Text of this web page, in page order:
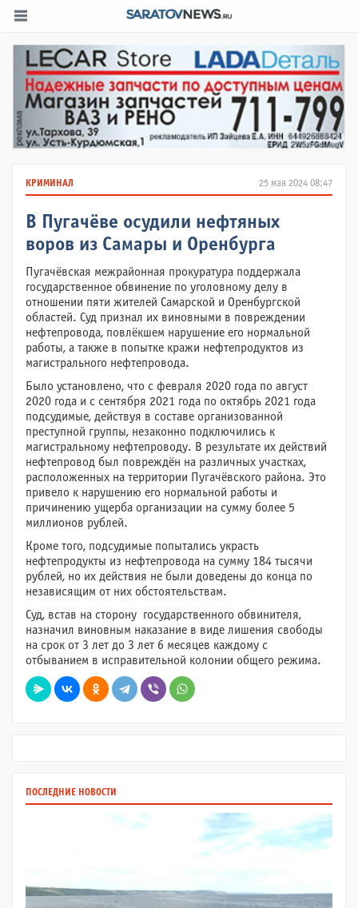
25 мая 2024 08:47
КРИМИНАЛ
В Пугачёве осудили нефтяных
воров из Самары и Оренбурга
Пугачёвская межрайонная прокуратура поддержала
государственное обвинение по уголовному делу в
отношении пяти жителей Самарской и Оренбургской
областей. Суд признал их виновными в повреждении
нефтепровода, повлёкшем нарушение его нормальной
работы, а также в попытке кражи нефтепродуктов из
магистрального нефтепровода.
Было установлено, что с февраля 2020 года по август
2020 года и с сентября 2021 года по октябрь 2021 года
подсудимые, действуя в составе организованной
преступной группы, незаконно подключились к
магистральному нефтепроводу. В результате их действий
нефтепровод был повреждён на различных участках,
расположенных на территории Пугачёвского района. Это
привело к нарушению его нормальной работы и
причинению ущерба организации на сумму более 5
миллионов рублей.
Кроме того, подсудимые попытались украсть
нефтепродукты из нефтепровода на сумму 184 тысячи
рублей, но их действия не были доведены до конца по
независящим от них обстоятельствам.
Суд, встав на сторону государственного обвинителя,
назначил виновным наказание в виде лишения свободы
на срок от 3 лет до 3 лет 6 месяцев каждому с
отбыванием в исправительной колонии общего режима.
ПОСЛЕДНИЕ НОВОСТИ